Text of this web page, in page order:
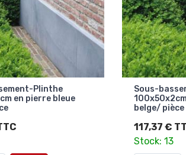
Plinthe
en pierre bleue
Sous-
belge/ pièce
117,37 €
Stock: 13